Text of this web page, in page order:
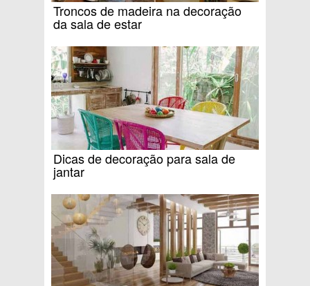
Troncos de madeira na decoração
da sala de estar
Dicas de decoração para sala de
jantar